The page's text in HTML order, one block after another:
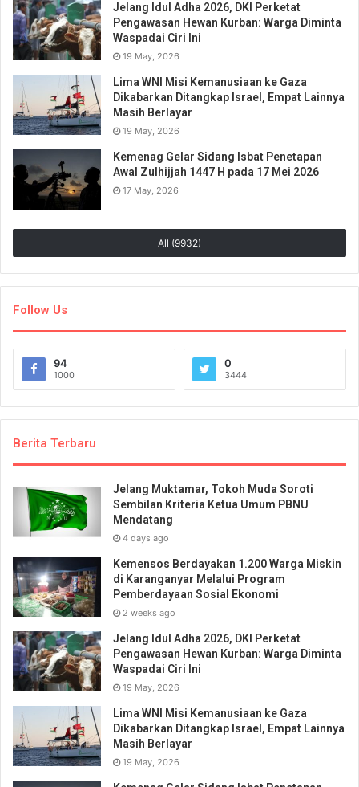
Jelang Idul Adha 2026, DKI Perketat
Pengawasan Hewan Kurban: Warga Diminta
Waspadai Ciri Ini
19 May, 2026
Lima WNI Misi Kemanusiaan ke Gaza
Dikabarkan Ditangkap Israel, Empat Lainnya
Masih Berlayar
19 May, 2026
Kemenag Gelar Sidang Isbat Penetapan
Awal Zulhijjah 1447 H pada 17 Mei 2026
17 May, 2026
All (9932)
Follow Us
94
1000
0
3444
Berita Terbaru
Jelang Muktamar, Tokoh Muda Soroti
Sembilan Kriteria Ketua Umum PBNU
Mendatang
4 days ago
Kemensos Berdayakan 1.200 Warga Miskin
di Karanganyar Melalui Program
Pemberdayaan Sosial Ekonomi
2 weeks ago
Jelang Idul Adha 2026, DKI Perketat
Pengawasan Hewan Kurban: Warga Diminta
Waspadai Ciri Ini
19 May, 2026
Lima WNI Misi Kemanusiaan ke Gaza
Dikabarkan Ditangkap Israel, Empat Lainnya
Masih Berlayar
19 May, 2026